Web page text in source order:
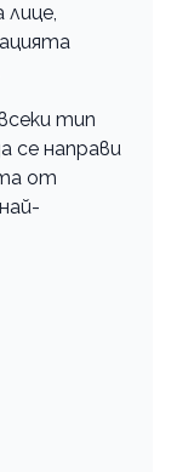
лице,
тип
се направи
от